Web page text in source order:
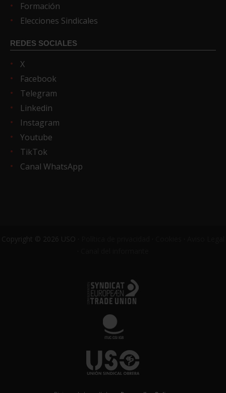
Formación
Elecciones Sindicales
REDES SOCIALES
X
Facebook
Telegram
Linkedin
Instagram
Youtube
TikTok
Canal WhatsApp
Copyright © 2026 USO ·